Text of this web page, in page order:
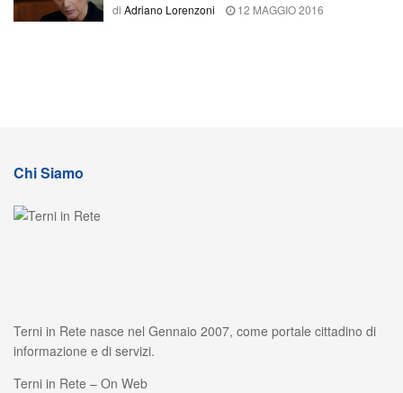
di Adriano Lorenzoni 12 MAGGIO 2016
Chi Siamo
Terni in Rete nasce nel Gennaio 2007, come portale cittadino di
informazione e di servizi.
Terni in Rete – On Web